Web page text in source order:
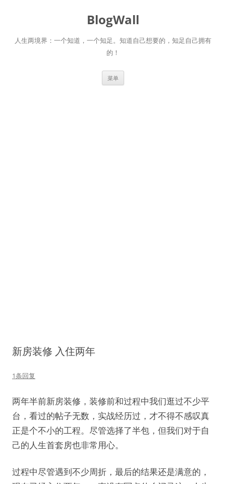
BlogWall
人生两境界：一个知道，一个知足。知道自己想要的，知足自己拥有
的！
菜单
新房装修 入住两年
1条回复
两年半前新房装修，装修前和过程中我们逛过不少平
台，看过的帖子无数，实战经历过，才不得不感叹真
正是个不小的工程。尽管选择了半包，但我们对于自
己的人生首套房也非常用心。
过程中尽管遇到不少周折，最后的结果还是满意的，